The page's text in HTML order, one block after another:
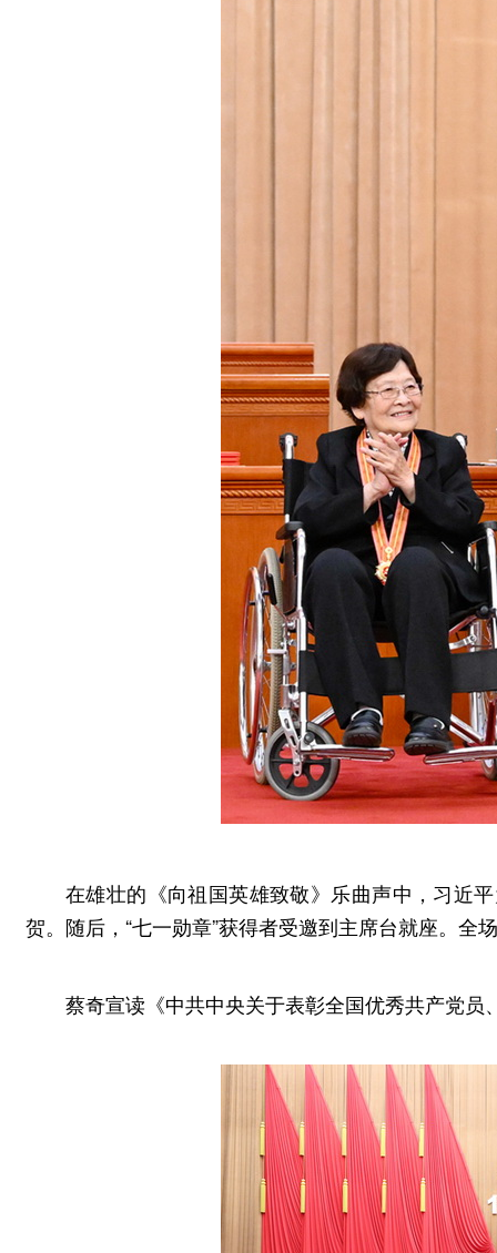
在雄壮的《向祖国英雄致敬》乐曲声中，习近
贺。随后，“七一勋章”获得者受邀到主席台就座。全
蔡奇宣读《中共中央关于表彰全国优秀共产党